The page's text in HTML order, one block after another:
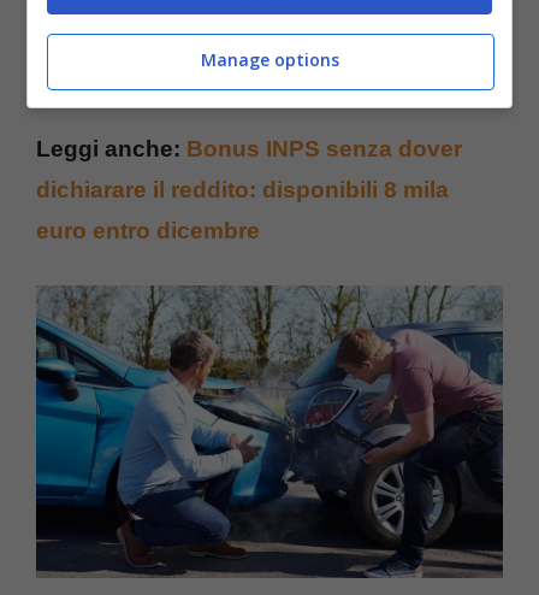
Leggi anche: Bonus INPS senza dover
dichiarare il reddito: disponibili 8 mila
euro entro dicembre
Manage options